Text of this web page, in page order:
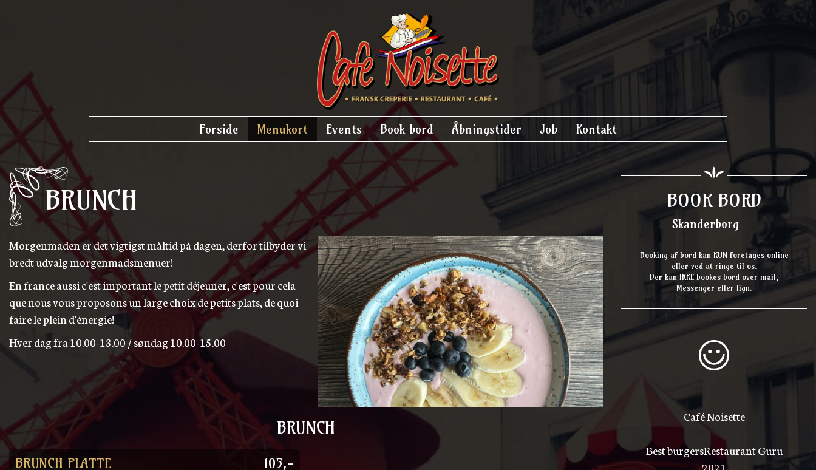
Forside Menukort Events Book bord Åbningstider Job Kontakt
BRUNCH
Morgenmaden er det vigtigst måltid på dagen, derfor tilbyder vi
bredt udvalg morgenmadsmenuer!
En france aussi c'est important le petit déjeuner, c'est pour cela
que nous vous proposons un large choix de petits plats, de quoi
faire le plein d'énergie!
Hver dag fra 10.00-13.00 / søndag 10.00-15.00
BRUNCH
BRUNCH PLATTE 105,-
BOOK BORD
Skanderborg
Booking af bord kan KUN foretages online
eller ved at ringe til os.
Der kan IKKE bookes bord over mail,
Messenger eller lign.
Café Noisette
Best burgersRestaurant Guru